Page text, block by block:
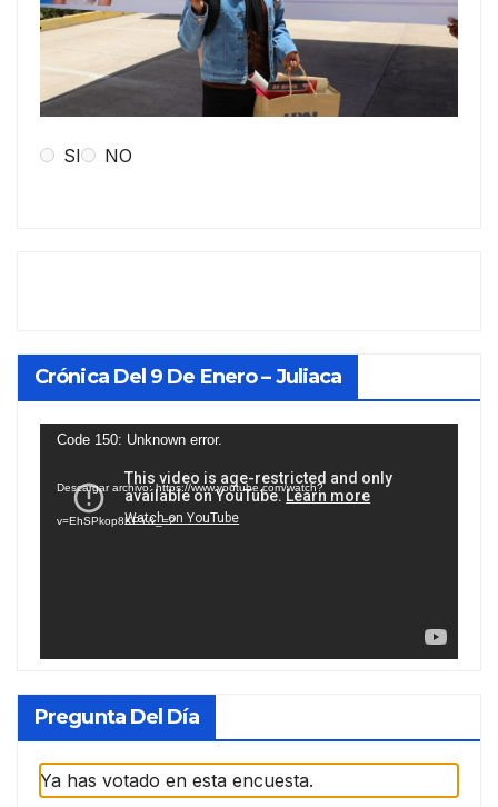
SI NO
Crónica Del 9 De Enero – Juliaca
Reproductor
vídeo
Code 150: Unknown error.
Descargar archivo: https://www.youtube.com/watch?
v=EhSPkop8KPY&_=2
Pregunta Del Día
Ya has votado en esta encuesta.